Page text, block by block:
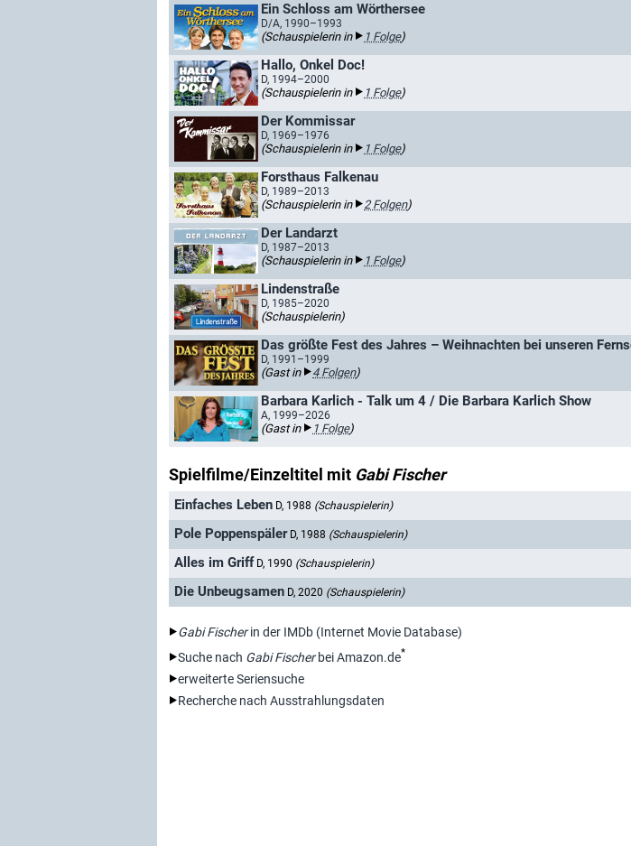
Ein Schloss am Wörthersee
D/A, 1990–1993
(Schauspielerin in 1 Folge)
Hallo, Onkel Doc!
D, 1994–2000
(Schauspielerin in 1 Folge)
Der Kommissar
D, 1969–1976
(Schauspielerin in 1 Folge)
Forsthaus Falkenau
D, 1989–2013
(Schauspielerin in 2 Folgen)
Der Landarzt
D, 1987–2013
(Schauspielerin in 1 Folge)
Lindenstraße
D, 1985–2020
(Schauspielerin)
D, 1991–1999
(Gast in 4 Folgen)
Barbara Karlich - Talk um 4 / Die Barbara Karlich Show
A, 1999–2026
(Gast in 1 Folge)
Spielfilme/Einzeltitel mit Gabi Fischer
Einfaches Leben D, 1988 (Schauspielerin)
Pole Poppenspäler D, 1988 (Schauspielerin)
Alles im Griff D, 1990 (Schauspielerin)
Die Unbeugsamen D, 2020 (Schauspielerin)
Gabi Fischerin der IMDb (Internet Movie Database)
Suche nach Gabi Fischerbei Amazon.de*
erweiterte Seriensuche
Recherche nach Ausstrahlungsdaten